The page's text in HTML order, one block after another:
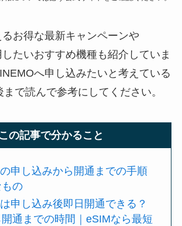
お得な最新キャンペーンや
たいおすすめ機種も紹介していま
へ申し込みたいと考えている
で読んで参考にしてください。
この記事で分かること
申し込みから開通までの手順
もの
申し込み後即日開通できる？
通までの時間｜eSIMなら最短